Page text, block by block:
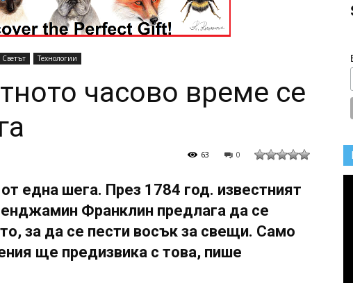
Светът Технологии
часово време се
0
63
една шега. През 1784 год. известният
Франклин предлага да се
за да се пести восък за свещи. Само
ще предизвика с това, пише